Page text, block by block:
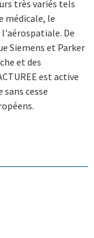
très variés tels
médicale, le
De
Siemens et Parker
et des
est active
cesse